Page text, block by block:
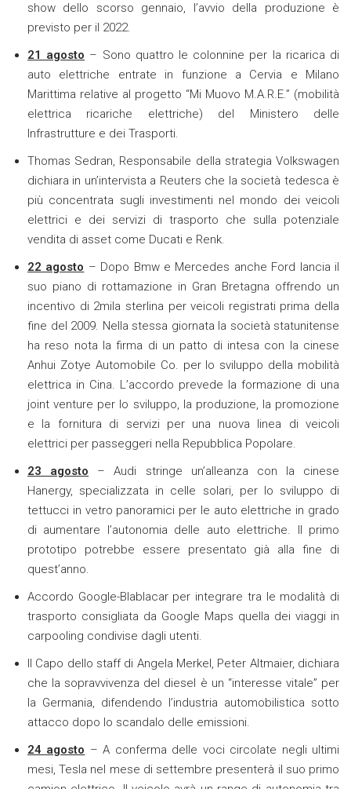
show dello scorso gennaio, l’avvio della produzione è
previsto per il 2022.
21 agosto – Sono quattro le colonnine per la ricarica di
auto elettriche entrate in funzione a Cervia e Milano
Marittima relative al progetto “Mi Muovo M.A.R.E.” (mobilità
elettrica ricariche elettriche) del Ministero delle
Infrastrutture e dei Trasporti.
Thomas Sedran, Responsabile della strategia Volkswagen
dichiara in un’intervista a Reuters che la società tedesca è
più concentrata sugli investimenti nel mondo dei veicoli
elettrici e dei servizi di trasporto che sulla potenziale
vendita di asset come Ducati e Renk.
22 agosto – Dopo Bmw e Mercedes anche Ford lancia il
suo piano di rottamazione in Gran Bretagna offrendo un
incentivo di 2mila sterlina per veicoli registrati prima della
fine del 2009. Nella stessa giornata la società statunitense
ha reso nota la firma di un patto di intesa con la cinese
Anhui Zotye Automobile Co. per lo sviluppo della mobilità
elettrica in Cina. L’accordo prevede la formazione di una
joint venture per lo sviluppo, la produzione, la promozione
e la fornitura di servizi per una nuova linea di veicoli
elettrici per passeggeri nella Repubblica Popolare.
23 agosto – Audi stringe un’alleanza con la cinese
Hanergy, specializzata in celle solari, per lo sviluppo di
tettucci in vetro panoramici per le auto elettriche in grado
di aumentare l’autonomia delle auto elettriche. Il primo
prototipo potrebbe essere presentato già alla fine di
quest’anno.
Accordo Google-Blablacar per integrare tra le modalità di
trasporto consigliata da Google Maps quella dei viaggi in
carpooling condivise dagli utenti.
Il Capo dello staff di Angela Merkel, Peter Altmaier, dichiara
che la sopravvivenza del diesel è un “interesse vitale” per
la Germania, difendendo l’industria automobilistica sotto
attacco dopo lo scandalo delle emissioni.
24 agosto – A conferma delle voci circolate negli ultimi
mesi, Tesla nel mese di settembre presenterà il suo primo